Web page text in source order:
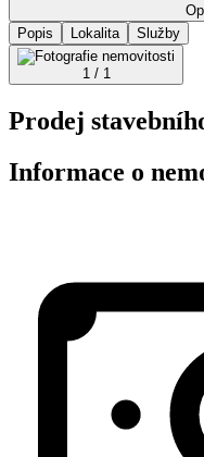
Popis
Lokalita Služby
1 / 1
Prodej
Informace o